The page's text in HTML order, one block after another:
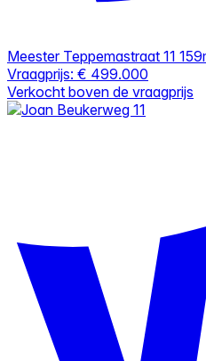
Meester Teppemastraat 11
Vraagprijs: € 499.000
Verkocht boven de vraagprijs